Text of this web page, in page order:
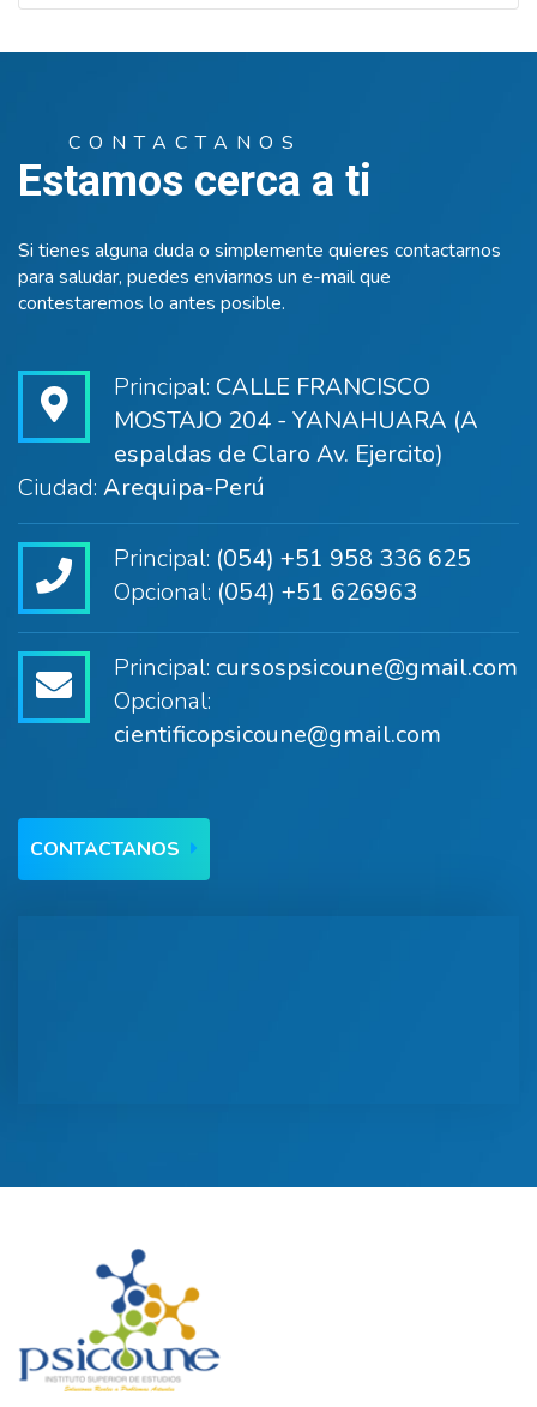
CONTACTANOS
Estamos cerca a ti
Si tienes alguna duda o simplemente quieres contactarnos
para saludar, puedes enviarnos un e-mail que
contestaremos lo antes posible.
Principal: CALLE FRANCISCO
MOSTAJO 204 - YANAHUARA (A
espaldas de Claro Av. Ejercito)
Ciudad: Arequipa-Perú
Principal: (054) +51 958 336 625
Opcional: (054) +51 626963
Principal: cursospsicoune@gmail.com
Opcional:
cientificopsicoune@gmail.com
CONTACTANOS